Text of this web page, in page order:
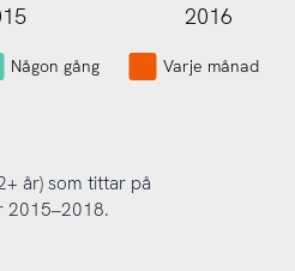
2016
Någon gång Varje månad
år) som tittar på
2015–2018.